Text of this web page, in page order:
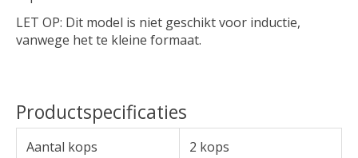
LET OP: Dit model is niet geschikt voor inductie,
vanwege het te kleine formaat.
Productspecificaties
Aantal kops 2 kops